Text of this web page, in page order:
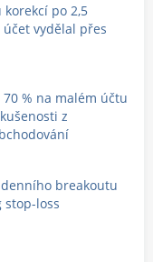
po 2,5
vydělal přes
% na malém účtu
z
breakoutu
loss